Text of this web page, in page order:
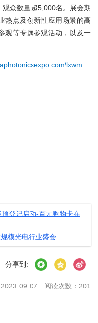
众数量超5,000名。展会期
热点及创新性应用场景的高
观等专属参观活动，以及一
lxwm
预登记启动-百元购物卡在
模光电行业盛会
分享到:
09-07 阅读次数： 201